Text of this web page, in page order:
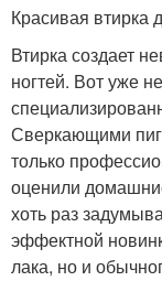
Красивая втирка
Втирка создает
ногтей. Вот уже
Сверкающими
только
оценили
хоть раз
эффектной
лака, но и